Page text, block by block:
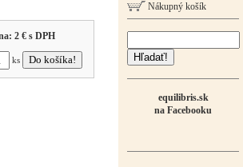
2 €s DPH
ks
Nákupný košík
Hľadať!
equilibris.sk
na Facebooku